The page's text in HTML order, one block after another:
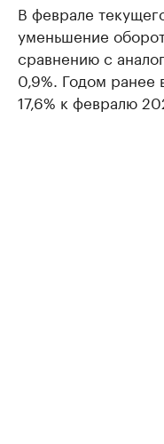
В феврале
уменьшение
сравнению с
0,9%. Годом ранее
17,6% к февралю